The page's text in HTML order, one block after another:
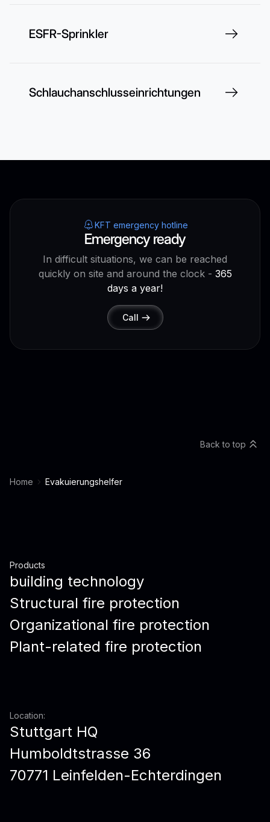
ESFR-Sprinkler
Schlauchanschlusseinrichtungen
KFT emergency hotline
Emergency ready
In difficult situations, we can be reached
quickly on site and around the clock - 365
days a year!
Call
Home Evakuierungshelfer
Back to top
Products
building technology
Structural fire protection
Organizational fire protection
Plant-related fire protection
Location:
Stuttgart HQ
Humboldtstrasse 36
70771 Leinfelden-Echterdingen